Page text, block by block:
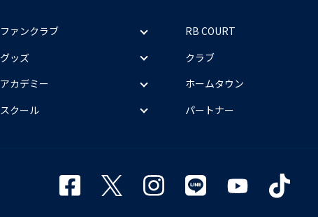
ファンクラブ
グッズ
アカデミー
スクール
RB COURT
クラブ
ホームタウン
パートナー